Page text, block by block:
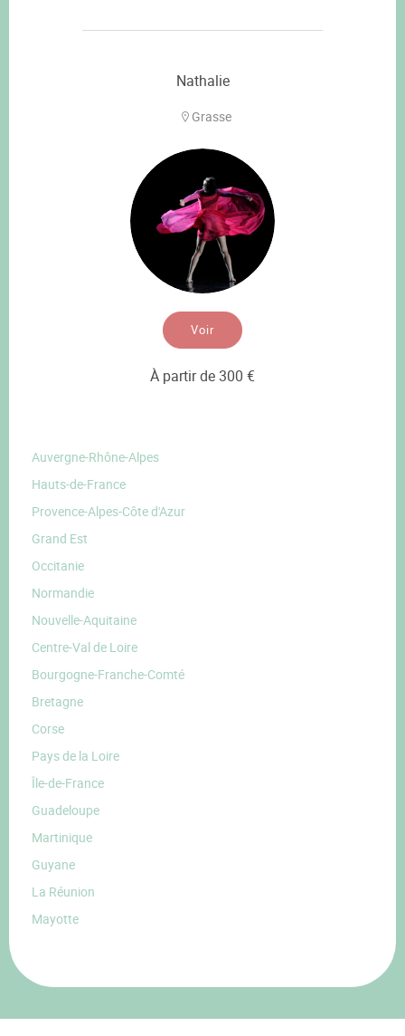
Nathalie
Grasse
Voir
À partir de 300 €
Auvergne-Rhône-Alpes
Hauts-de-France
Provence-Alpes-Côte d'Azur
Grand Est
Occitanie
Normandie
Nouvelle-Aquitaine
Centre-Val de Loire
Bourgogne-Franche-Comté
Bretagne
Corse
Pays de la Loire
Île-de-France
Guadeloupe
Martinique
Guyane
La Réunion
Mayotte